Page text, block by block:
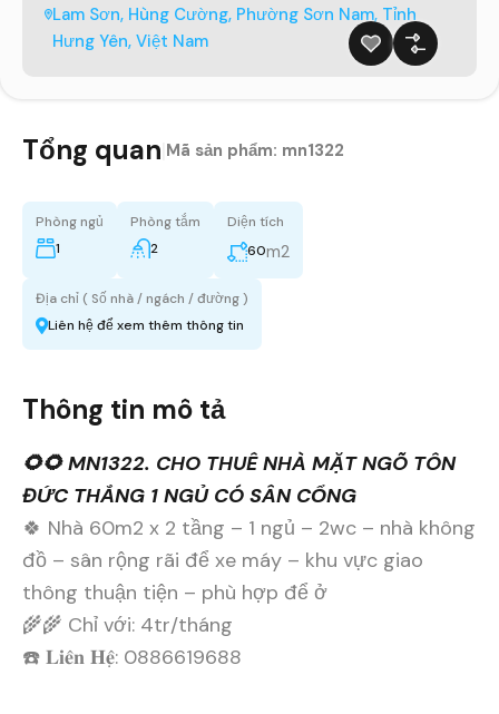
Lam Sơn, Hùng Cường, Phường Sơn Nam, Tỉnh
Hưng Yên, Việt Nam
Tổng quan Mã sản phẩm: mn1322
Phòng ngủ
1
Phòng tắm
2
Diện tích
60m2
Địa chỉ ( Số nhà / ngách / đường )
Liên hệ để xem thêm thông tin
Thông tin mô tả
🌻🌻 MN1322. CHO THUÊ NHÀ MẶT NGÕ TÔN
ĐỨC THẮNG 1 NGỦ CÓ SÂN CỔNG
🍀 Nhà 60m2 x 2 tầng – 1 ngủ – 2wc – nhà không
đồ – sân rộng rãi để xe máy – khu vực giao
thông thuận tiện – phù hợp để ở
🌾🌾 Chỉ với: 4tr/tháng
☎️ 𝐋𝐢𝐞̂𝐧 𝐇𝐞̣̂: 0886619688